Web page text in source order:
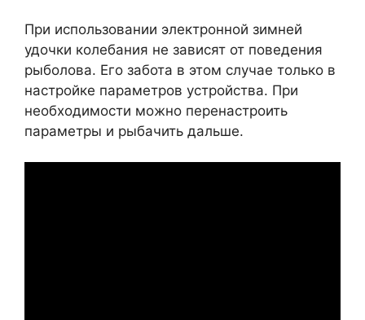
При использовании электронной зимней
удочки колебания не зависят от поведения
рыболова. Его забота в этом случае только в
настройке параметров устройства. При
необходимости можно перенастроить
параметры и рыбачить дальше.